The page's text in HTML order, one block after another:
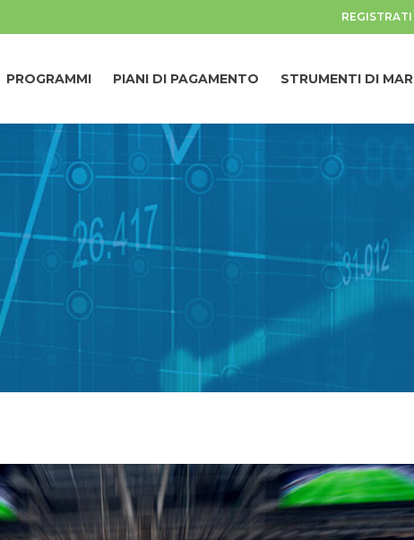
REGISTRATI
PROGRAMMI PIANI DI PAGAMENTO STRUMENTI DI
STRUMENTI DI